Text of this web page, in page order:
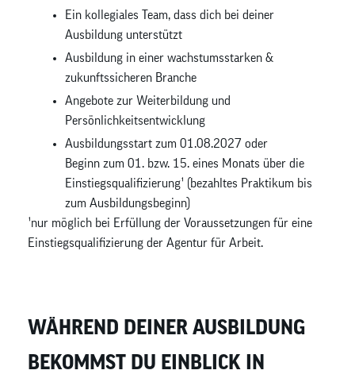
Ein kollegiales Team, dass dich bei deiner
Ausbildung unterstützt
Ausbildung in einer wachstumsstarken &
zukunftssicheren Branche
Angebote zur Weiterbildung und
Persönlichkeitsentwicklung
Ausbildungsstart zum 01.08.2027 oder
Beginn zum 01. bzw. 15. eines Monats über die
Einstiegsqualifizierung¹ (bezahltes Praktikum bis
zum Ausbildungsbeginn)
¹nur möglich bei Erfüllung der Voraussetzungen für eine
Einstiegsqualifizierung der Agentur für Arbeit.
WÄHREND DEINER AUSBILDUNG
BEKOMMST DU EINBLICK IN